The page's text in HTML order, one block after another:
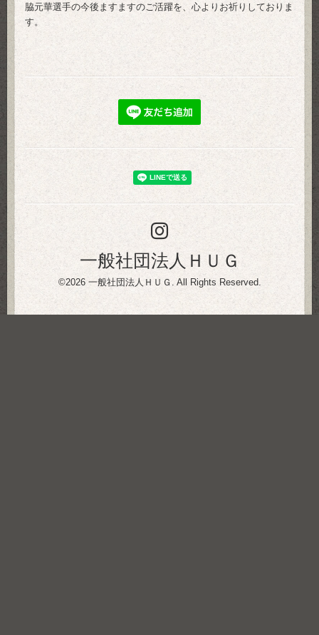
脇元華選手の今後ますますのご活躍を、心よりお祈りしておりま
す。
一般社団法人ＨＵＧ
©2026 一般社団法人ＨＵＧ . All Rights Reserved.